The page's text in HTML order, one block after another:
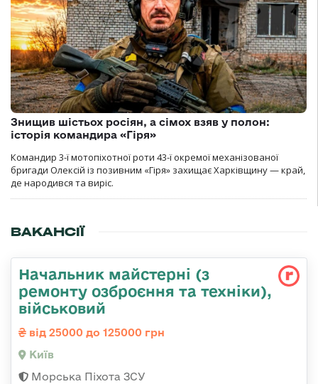
Знищив шістьох росіян, а сімох взяв у полон:
історія командира «Гіря»
Командир 3-ї мотопіхотної роти 43-ї окремої механізованої
бригади Олексій із позивним «Гіря» захищає Харківщину — край,
де народився та виріс.
ВАКАНСІЇ
Начальник майстеpні (з
ремонту озбpоєння та техніки),
військовий
від 25000 до 125000 грн
Київ
Морська Піхота ЗСУ